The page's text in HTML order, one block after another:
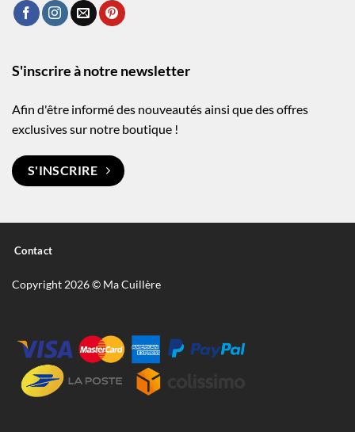
S'inscrire à notre newsletter
Afin d'être informé des nouveautés ainsi que des offres
exclusives sur notre boutique !
S'INSCRIRE
Contact
Copyright 2026 © Ma Cuillère